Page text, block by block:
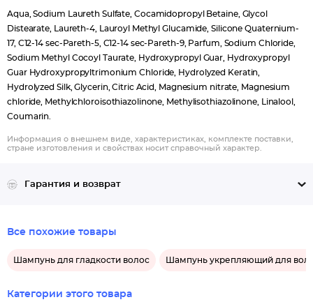
Aqua, Sodium Laureth Sulfate, Cocamidopropyl Betaine, Glycol
Distearate, Laureth-4, Lauroyl Methyl Glucamide, Silicone Quaternium-
17, C12-14 sec-Pareth-5, C12-14 sec-Pareth-9, Parfum, Sodium Chloride,
Sodium Methyl Cocoyl Taurate, Hydroxypropyl Guar, Hydroxypropyl
Guar Hydroxypropyltrimonium Chloride, Hydrolyzed Keratin,
Hydrolyzed Silk, Glycerin, Citric Acid, Magnesium nitrate, Magnesium
chloride, Methylchloroisothiazolinone, Methylisothiazolinone, Linalool,
Coumarin.
Информация о внешнем виде, характеристиках, комплекте поставки,
стране изготовления и свойствах носит справочный характер.
Гарантия и возврат
Все похожие товары
Шампунь для гладкости волос Шампунь укрепляющий для
Категории этого товара